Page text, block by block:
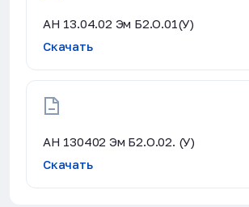
АН 13.04.02 Эм Б2.О.01(У)
Скачать
АН 130402 Эм Б2.О.02. (У)
Скачать